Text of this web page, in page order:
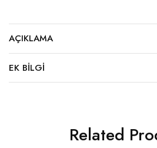
AÇIKLAMA
EK BILGI
Related